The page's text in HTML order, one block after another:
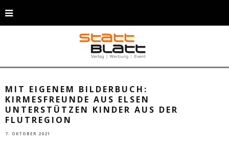
Königspaar Melanie & Christian Abels mit dem Bilderbuch „Meine erste
Kirmes“. © Königspaar Melanie & Christian Abels mit dem Bilderbuch
„Meine erste Kirmes“. © Kirmesgesellschaft Elsen-Fürth 1924 e. V.
MIT EIGENEM BILDERBUCH:
KIRMESFREUNDE AUS ELSEN
UNTERSTÜTZEN KINDER AUS DER
FLUTREGION
7. OKTOBER 2021